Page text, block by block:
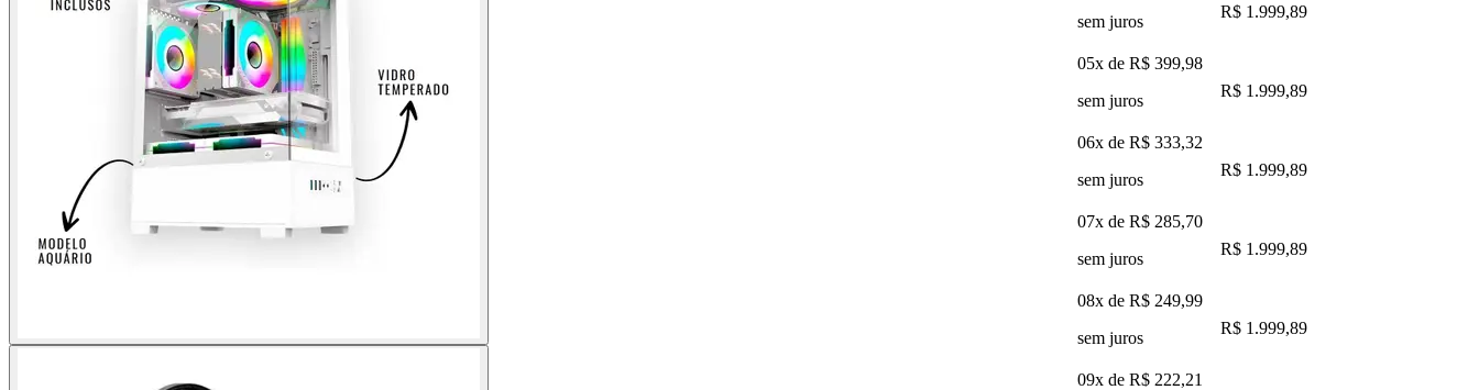
sem juros
R$ 1.999,89
05x de R$ 399,98
sem juros
R$ 1.999,89
06x de R$ 333,32
sem juros
R$ 1.999,89
07x de R$ 285,70
sem juros
R$ 1.999,89
08x de R$ 249,99
sem juros
R$ 1.999,89
09x de R$ 222,21